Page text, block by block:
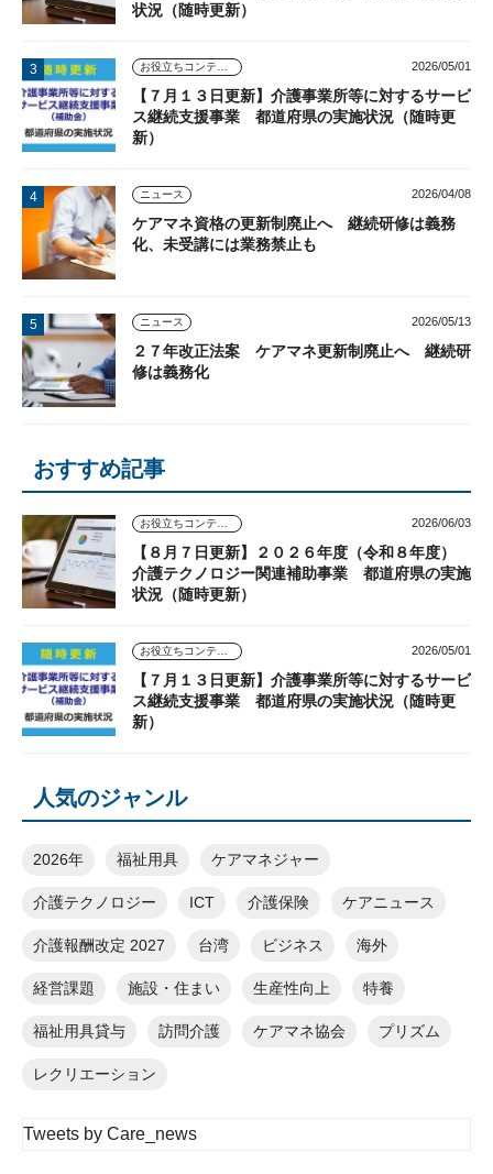
状況（随時更新）
お役立ちコンテンツ 2026/05/01
【７月１３日更新】介護事業所等に対するサービ
ス継続支援事業 都道府県の実施状況（随時更
新）
ニュース 2026/04/08
ケアマネ資格の更新制廃止へ 継続研修は義務
化、未受講には業務禁止も
ニュース 2026/05/13
２７年改正法案 ケアマネ更新制廃止へ 継続研
修は義務化
おすすめ記事
お役立ちコンテンツ 2026/06/03
【８月７日更新】２０２６年度（令和８年度）
介護テクノロジー関連補助事業 都道府県の実施
状況（随時更新）
お役立ちコンテンツ 2026/05/01
【７月１３日更新】介護事業所等に対するサービ
ス継続支援事業 都道府県の実施状況（随時更
新）
人気のジャンル
2026年 福祉用具 ケアマネジャー
介護テクノロジー ICT 介護保険 ケアニュース
介護報酬改定 2027 台湾 ビジネス 海外
経営課題 施設・住まい 生産性向上 特養
福祉用具貸与 訪問介護 ケアマネ協会 プリズム
レクリエーション
Tweets by Care_news